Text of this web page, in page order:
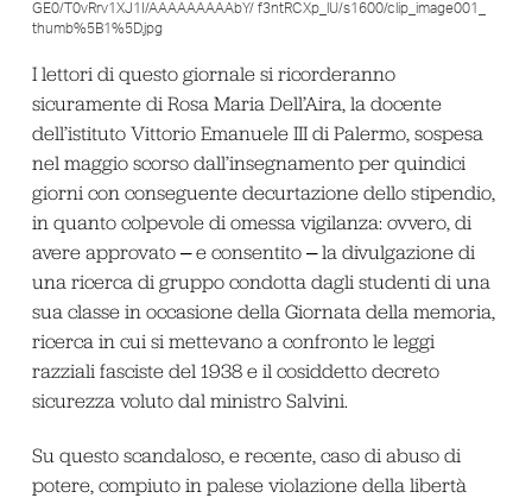
GE0/T0vRrv1XJ1I/AAAAAAAAAbY/ f3ntRCXp_lU/s1600/clip_image001_
thumb%5B1%5D.jpg
I lettori di questo giornale si ricorderanno
sicuramente di Rosa Maria Dell’Aira, la docente
dell’istituto Vittorio Emanuele III di Palermo, sospesa
nel maggio scorso dall’insegnamento per quindici
giorni con conseguente decurtazione dello stipendio,
in quanto colpevole di omessa vigilanza: ovvero, di
avere approvato ‒ e consentito ‒ la divulgazione di
una ricerca di gruppo condotta dagli studenti di una
sua classe in occasione della Giornata della memoria,
ricerca in cui si mettevano a confronto le leggi
razziali fasciste del 1938 e il cosiddetto decreto
sicurezza voluto dal ministro Salvini.
Su questo scandaloso, e recente, caso di abuso di
potere, compiuto in palese violazione della libertà